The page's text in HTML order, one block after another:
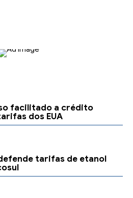
facilitado a crédito
dos EUA
tarifas de etanol